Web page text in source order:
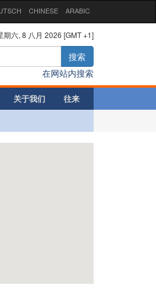
CHINESE ARABIC
期六, 8 八月 2026 [GMT +1]
搜索
在网站内搜索
关于我们 往来